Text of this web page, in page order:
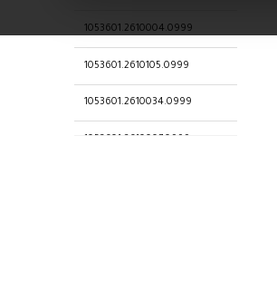
1053601.2610004.0999
1053601.2610105.0999
1053601.2610034.0999